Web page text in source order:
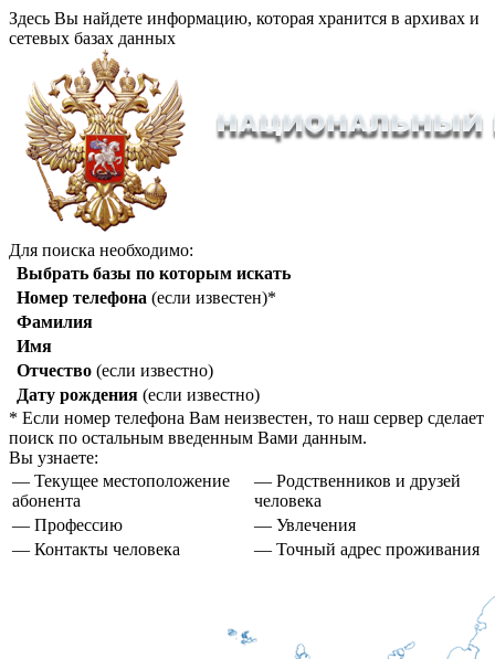
Здесь Вы найдете информацию, которая хранится в архивах и
сетевых базах данных
Для поиска необходимо:
Выбрать базы по которым искать
Номер телефона (если известен)*
Фамилия
Имя
Отчество (если известно)
Дату рождения (если известно)
* Если номер телефона Вам неизвестен, то наш сервер сделает
поиск по остальным введенным Вами данным.
Вы узнаете:
— Текущее местоположение
абонента
— Родственников и друзей
человека
— Профессию
— Увлечения
— Контакты человека
— Точный адрес проживания